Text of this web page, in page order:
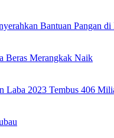
Bantuan Pangan
Beras Merangkak Naik
Laba 2023 Tembus 406